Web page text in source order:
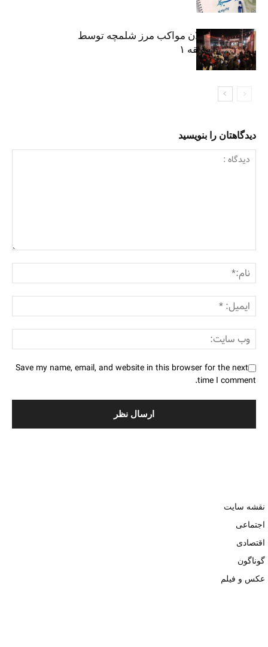
نکوداشت فعالان مواکب مرز شلمچه توسط
شهرداری منطقه ۱
دیدگاهتان را بنویسید
Save my name, email, and website in this browser for the next
time I comment.
نقشه سایت
اجتماعی
اقتصادی
گوناگون
عکس و فیلم